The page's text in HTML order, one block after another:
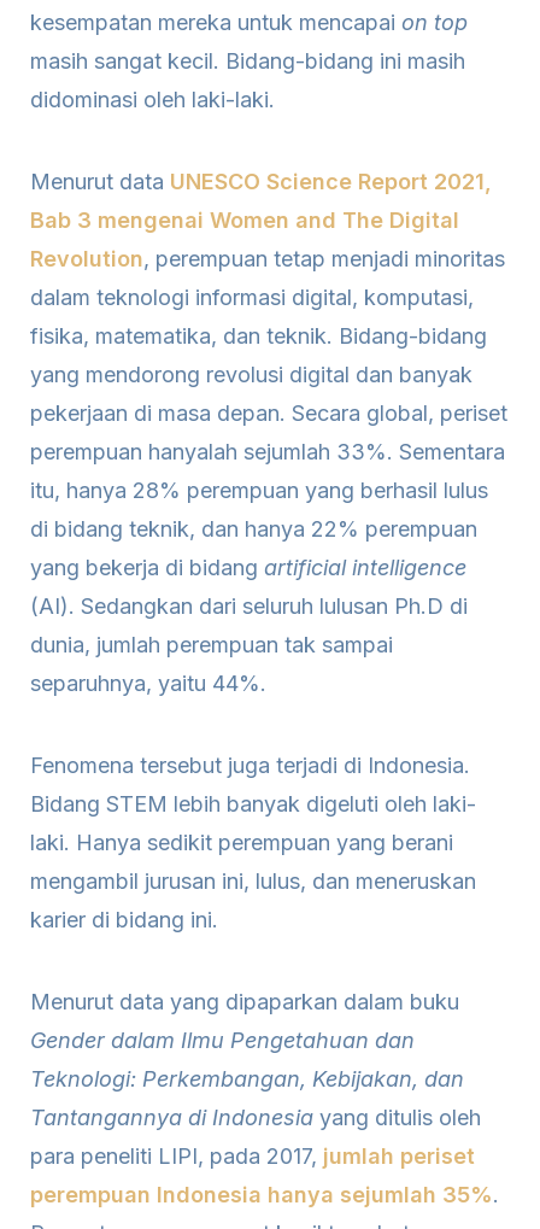
kesempatan mereka untuk mencapai on top
masih sangat kecil. Bidang-bidang ini masih
didominasi oleh laki-laki.
Menurut data UNESCO Science Report 2021,
Bab 3 mengenai Women and The Digital
Revolution, perempuan tetap menjadi minoritas
dalam teknologi informasi digital, komputasi,
fisika, matematika, dan teknik. Bidang-bidang
yang mendorong revolusi digital dan banyak
pekerjaan di masa depan. Secara global, periset
perempuan hanyalah sejumlah 33%. Sementara
itu, hanya 28% perempuan yang berhasil lulus
di bidang teknik, dan hanya 22% perempuan
yang bekerja di bidang artificial intelligence
(AI). Sedangkan dari seluruh lulusan Ph.D di
dunia, jumlah perempuan tak sampai
separuhnya, yaitu 44%.
Fenomena tersebut juga terjadi di Indonesia.
Bidang STEM lebih banyak digeluti oleh laki-
laki. Hanya sedikit perempuan yang berani
mengambil jurusan ini, lulus, dan meneruskan
karier di bidang ini.
Menurut data yang dipaparkan dalam buku
Gender dalam Ilmu Pengetahuan dan
Teknologi: Perkembangan, Kebijakan, dan
Tantangannya di Indonesia yang ditulis oleh
para peneliti LIPI, pada 2017, jumlah periset
perempuan Indonesia hanya sejumlah 35%.